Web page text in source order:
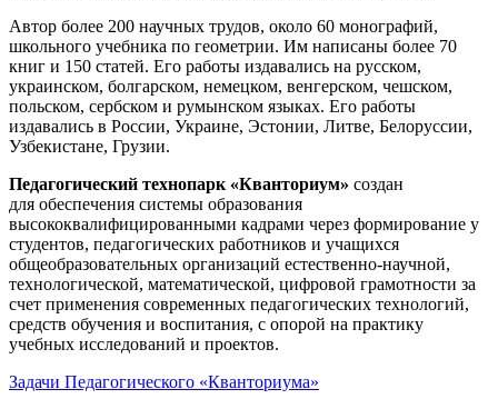
Автор более 200 научных трудов, около 60 монографий,
школьного учебника по геометрии. Им написаны более 70
книг и 150 статей. Его работы издавались на русском,
украинском, болгарском, немецком, венгерском, чешском,
польском, сербском и румынском языках. Его работы
издавались в России, Украине, Эстонии, Литве, Белоруссии,
Узбекистане, Грузии.
Педагогический технопарк «Кванториум» создан
для обеспечения системы образования
высококвалифицированными кадрами через формирование у
студентов, педагогических работников и учащихся
общеобразовательных организаций естественно-научной,
технологической, математической, цифровой грамотности за
счет применения современных педагогических технологий,
средств обучения и воспитания, с опорой на практику
учебных исследований и проектов.
Задачи Педагогического «Кванториума»